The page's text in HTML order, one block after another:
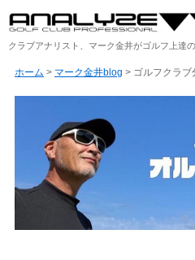
クラブアナリスト、マーク金井がゴルフ上達
ホーム > マーク金井blog > ゴルフクラブ